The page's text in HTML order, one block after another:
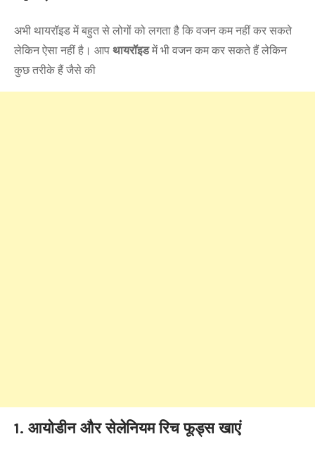
अभी थायरॉइड में बहुत से लोगों को लगता है कि वजन कम नहीं कर सकते
लेकिन ऐसा नहीं है। आप थायरॉइडमें भी वजन कम कर सकते हैं लेकिन
कुछ तरीके हैं जैसे की
1. आयोडीन और सेलेनियम रिच फूड्स खाएं